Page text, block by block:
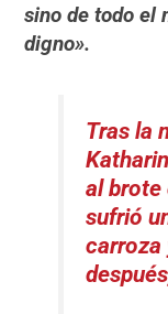
sino de todo el
digno».
Tras la
al brote
sufrió
carroza